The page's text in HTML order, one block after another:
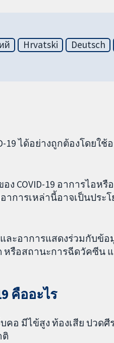
Hrvatski Deutsch
19 ได้อย่างถูกต้องโดยใช้
COVID-19 อาการไอหรื
าการเหล่านี้อาจเป็นประ
ละอาการแสดงร่วมกับข้
รือสถานะการฉีดวัคซีน
คืออะไร
คอ มีไข้สูง ท้องเสีย ปวด
ติ